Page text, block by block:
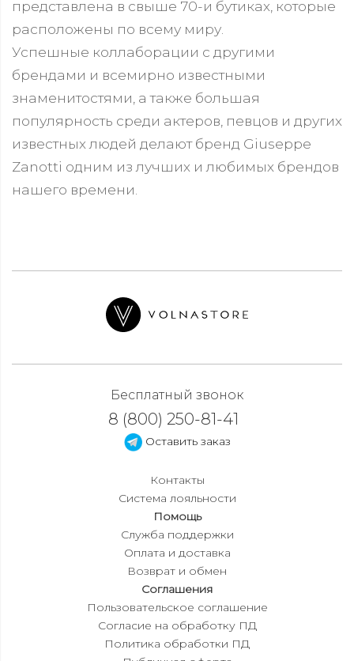
представлена в свыше 70-и бутиках, которые
расположены по всему миру.
Успешные коллаборации с другими
брендами и всемирно известными
знаменитостями, а также большая
популярность среди актеров, певцов и других
известных людей делают бренд Giuseppe
Zanotti одним из лучших и любимых брендов
нашего времени.
Бесплатный звонок
8 (800) 250-81-41
Оставить заказ
Контакты
Система лояльности
Помощь
Служба поддержки
Оплата и доставка
Возврат и обмен
Соглашения
Пользовательское соглашение
Согласие на обработку ПД
Политика обработки ПД